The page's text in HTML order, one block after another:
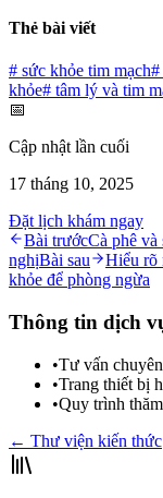
Thẻ bài viết
# sức khỏe tim mạch#
khỏe# tâm lý và tim
📅
Cập nhật lần cuối
17 tháng 10, 2025
Đặt lịch khám ngay
Bài trướcCà phê
nghịBài sau
Hiểu rõ
khỏe để phòng ngừa
Thông tin dịch
•Tư vấn
•Trang thiết bị
•Quy trình
← Thư viện kiến thức